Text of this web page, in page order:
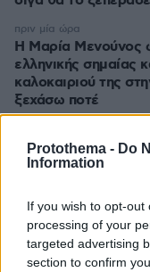
Protothema - Do
Information
If you wish to opt-
processing of your
targeted advertising
section to confirm
Η Μαρία Μενούνος
ελληνικής σημαίας
καλοκαιριού της
ξεχάσω ποτέ
πριν μία ώρα
Προφυλακίστηκαν
κατηγορούμενοι
ΔΕΙΤΕ ΟΛΕΣ ΤΙΣ